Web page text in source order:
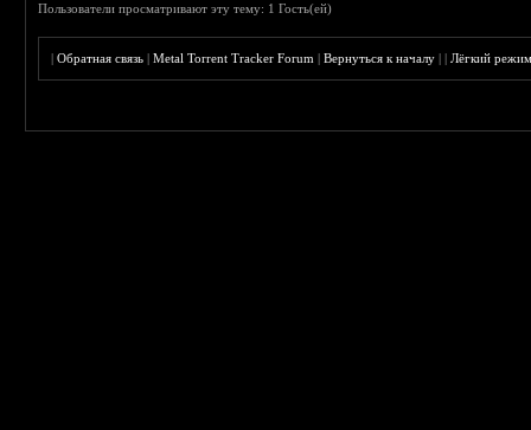
Пользователи просматривают эту тему: 1 Гость(ей)
|Обратная связь |Metal Torrent Tracker Forum |Вернуться к началу ||Лёгкий